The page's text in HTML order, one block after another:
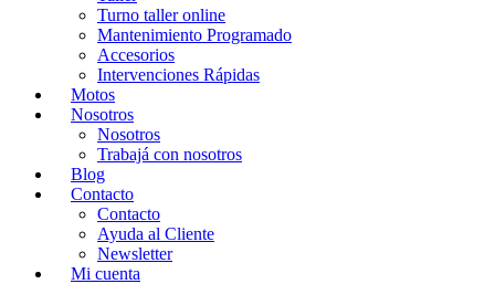
Turno taller online
Mantenimiento Programado
Accesorios
Intervenciones Rápidas
Motos
Nosotros
Nosotros
Trabajá con nosotros
Blog
Contacto
Contacto
Ayuda al Cliente
Newsletter
Mi cuenta